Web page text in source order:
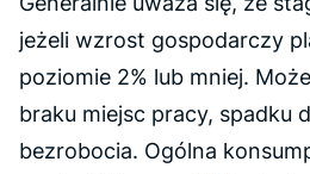
jeżeli wzrost gospodarczy
poziomie 2% lub mniej.
braku miejsc pracy, spadku
bezrobocia. Ogólna